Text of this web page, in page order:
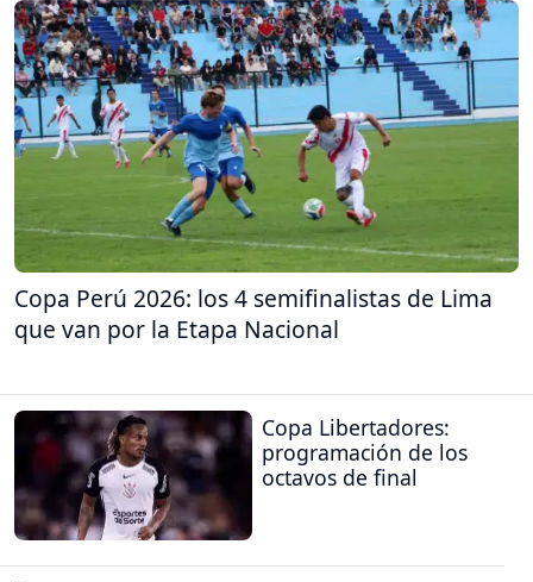
Copa Perú 2026: los 4 semifinalistas de Lima
que van por la Etapa Nacional
Copa Libertadores:
programación de los
octavos de final